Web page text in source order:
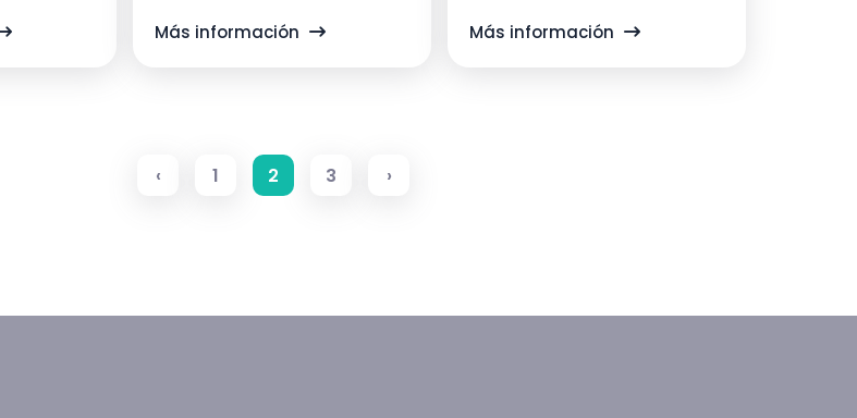
Más información Más información
‹ 1 2 3 ›